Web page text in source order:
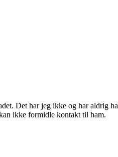
Det har jeg ikke og har aldrig
ikke formidle kontakt til ham.